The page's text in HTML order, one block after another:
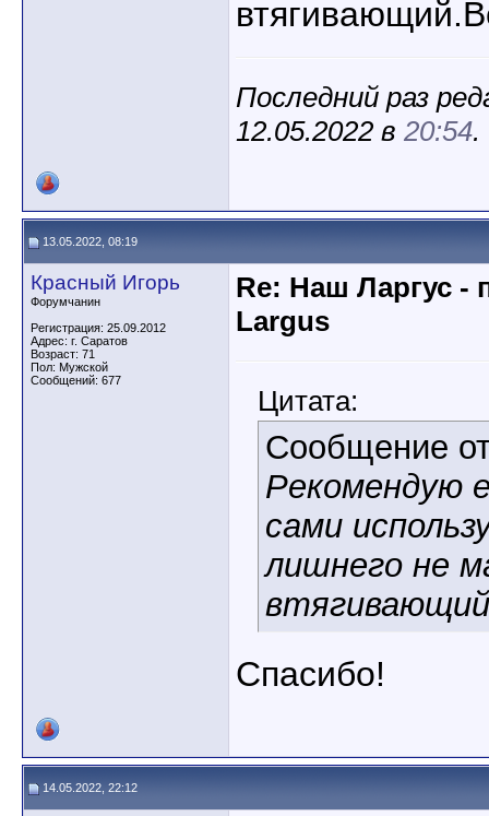
Последний раз
12.05.2022 в 20:54.
13.05.2022, 08:19
Красный Игорь
Форумчанин
Регистрация: 25.09.2012
Адрес: г. Саратов
Возраст: 71
Пол: Мужской
Сообщений: 677
Re: Наш Ларгус -
Largus
Цитата:
Сообщение
Рекомендую
сами
лишнего не
Спасибо!
14.05.2022, 22:12